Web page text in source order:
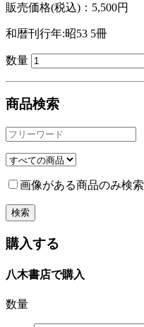
販売価格(税込)：5,500円
和暦刊行年:昭53 5冊
数量
商品検索
画像がある商品のみ検索
購入する
八木書店で購入
数量